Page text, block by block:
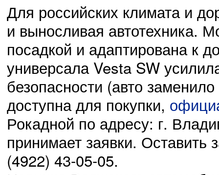
Для российских климата и
и выносливая автотехника.
посадкой и адаптирована к
универсала Vesta SW
безопасности (авто
доступна для покупки,
Рокадной по адресу: г.
принимает заявки. Оставить
(4922) 43-05-05.